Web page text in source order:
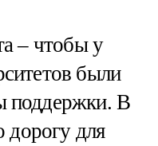
– чтобы у
были
поддержки. В
дорогу для